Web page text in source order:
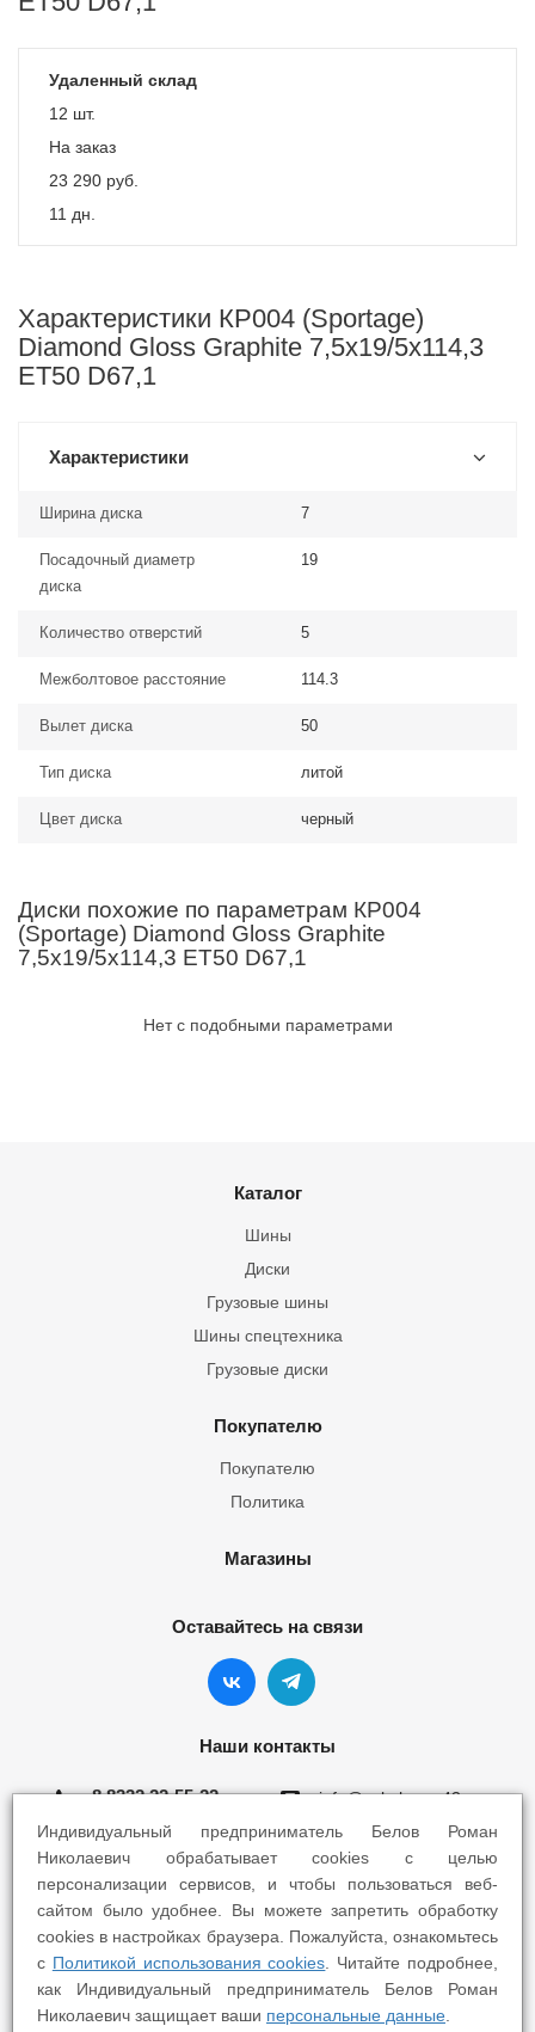
Удаленный склад
12 шт.
На заказ
23 290 руб.
11 дн.
Характеристики КР004 (Sportage)
Diamond Gloss Graphite 7,5x19/5x114,3
ET50 D67,1
Характеристики
Ширина диска 7
Посадочный диаметр
диска
19
Количество отверстий 5
Межболтовое расстояние 114.3
Вылет диска 50
Тип диска литой
Цвет диска черный
Диски похожие по параметрам КР004
(Sportage) Diamond Gloss Graphite
7,5x19/5x114,3 ET50 D67,1
Нет с подобными параметрами
Каталог
Шины
Грузовые шины
Шины спецтехника
Диски
Грузовые диски
Покупателю
Покупателю
Политика
Магазины
Оставайтесь на связи
Наши контакты
8 8332 22-55-22 info@yokohama43.ru
Киров, ул. Ломоносова 5Б
Киров, ул. Профсоюзная 7А
2025 © Yokohama Киров - Шины Диски Сервис
Индивидуальный предприниматель Белов Роман
Николаевич обрабатывает cookies с целью
персонализации сервисов, и чтобы пользоваться веб-
сайтом было удобнее. Вы можете запретить обработку
cookies в настройках браузера. Пожалуйста, ознакомьтесь
с Политикой использования cookies . Читайте подробнее,
как Индивидуальный предприниматель Белов Роман
Николаевич защищает ваши персональные данные